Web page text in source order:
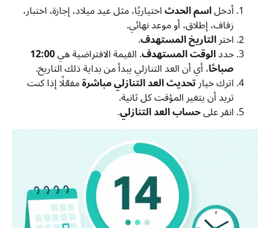
أدخلاسم الحدثاختياريًا، مثل عيد ميلاد، إجازة، اختبار،
زفاف، إطلاق، أو موعد نهائي.
اخترالتاريخ المستهدف.
حددالوقت المستهدف. القيمة الافتراضية هي12:00
صباحًا، أي أن العد التنازلي يبدأ من بداية ذلك التاريخ.
اترك خيارتحديث العد التنازلي مباشرةمفعّلًا إذا كنت
تريد أن يتغير المؤقت كل ثانية.
انقر علىحساب العد التنازلي.